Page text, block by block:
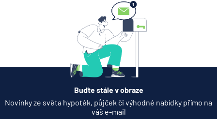
Buďte stále v obraze
Novinky ze světa hypoték, půjček či výhodné nabídky přímo na
váš e-mail